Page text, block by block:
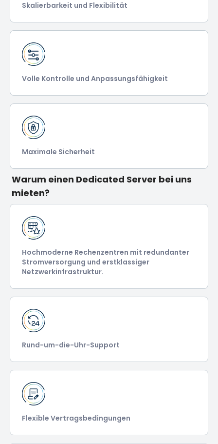
Skalierbarkeit und Flexibilität
Volle Kontrolle und Anpassungsfähigkeit
Maximale Sicherheit
Warum einen Dedicated Server bei uns
mieten?
Hochmoderne Rechenzentren mit redundanter
Stromversorgung und erstklassiger
Netzwerkinfrastruktur.
Rund-um-die-Uhr-Support
Flexible Vertragsbedingungen